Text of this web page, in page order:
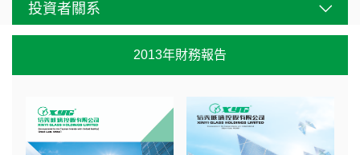
投資者關系
2013年財務報告